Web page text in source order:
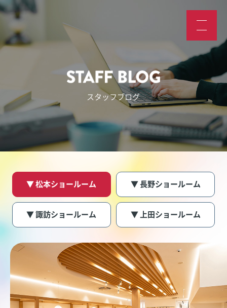
スタッフブログ
▼ 松本ショールーム ▼ 長野ショールーム
▼ 諏訪ショールーム ▼ 上田ショールーム